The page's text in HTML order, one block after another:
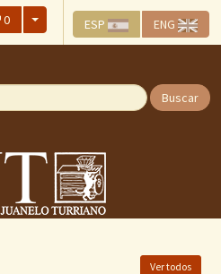
ESP ENG
0
Buscar
Ver todos